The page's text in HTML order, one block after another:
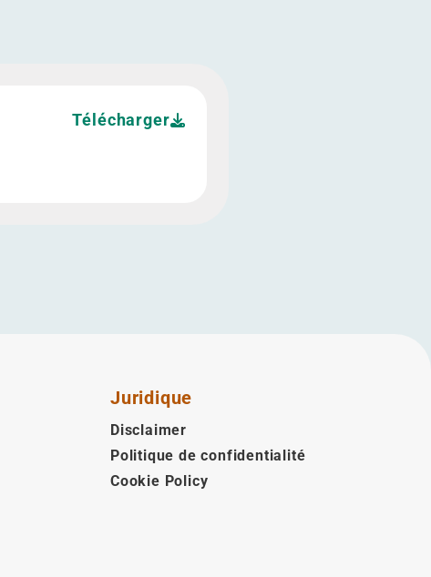
Télécharger
Juridique
Disclaimer
Politique de confidentialité
Cookie Policy